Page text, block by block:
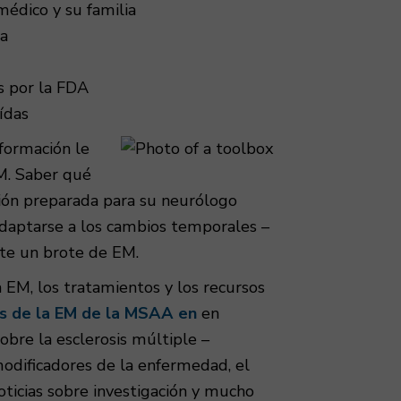
y su familia
por la FDA
le
Saber qué
preparada para su neurólogo
a los cambios temporales –
un brote de EM.
los tratamientos y los recursos
de la EM de la MSAA en en
la esclerosis múltiple –
de la enfermedad, el
sobre investigación y mucho